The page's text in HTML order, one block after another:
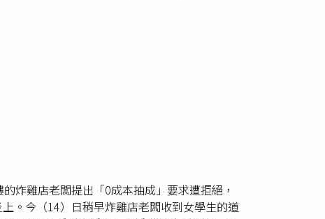
炸雞店老闆提出「0成本抽成」要求遭拒絕，
。今（14）日稍早炸雞店老闆收到女學生的道